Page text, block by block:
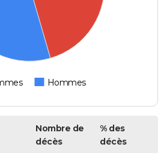
Hommes
Nombre de
décès
% des
décès